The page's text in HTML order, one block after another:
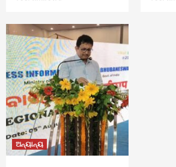
ଅନ୍ୟାନ୍ୟ